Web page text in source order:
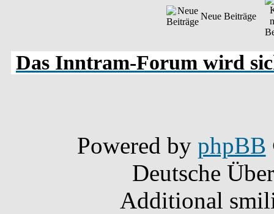
Neue Beiträge
Das Inntram-Forum wird
Powered by phpBB
Deutsche
Additional